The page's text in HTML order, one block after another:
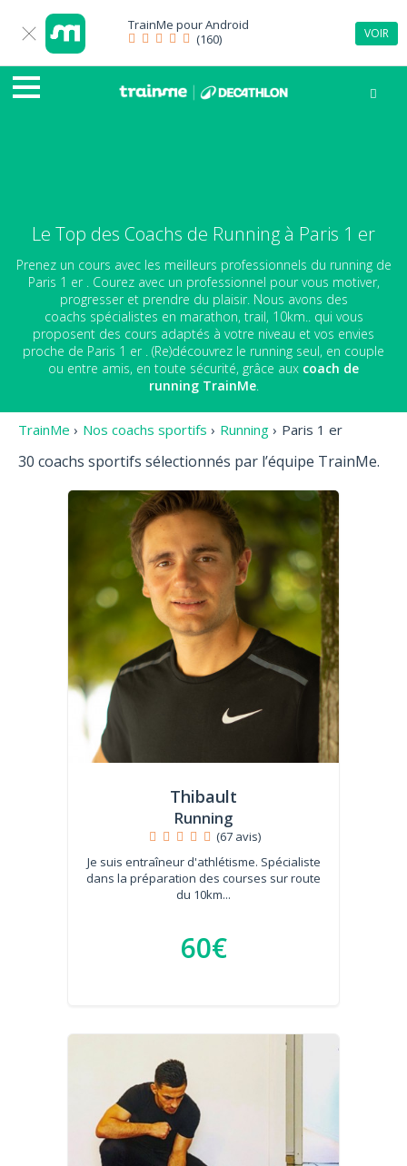
TrainMe pourAndroid
(160)
VOIR
Le Top des Coachs de Running à Paris 1 er
Prenez un cours avec les meilleurs professionnels du running de
Paris 1 er . Courez avec un professionnel pour vous motiver,
progresser et prendre du plaisir. Nous avons des
coachs spécialistes en marathon, trail, 10km.. qui vous
proposent des cours adaptés à votre niveau et vos envies
proche de Paris 1 er . (Re)découvrez le running seul, en couple
ou entre amis, en toute sécurité, grâce aux coach de
running TrainMe.
TrainMe › Nos coachs sportifs › Running › Paris 1 er
30 coachs sportifs sélectionnés par l’équipe TrainMe.
Thibault
Running
(67 avis)
Je suis entraîneur d'athlétisme. Spécialiste
dans la préparation des courses sur route
du 10km...
60€